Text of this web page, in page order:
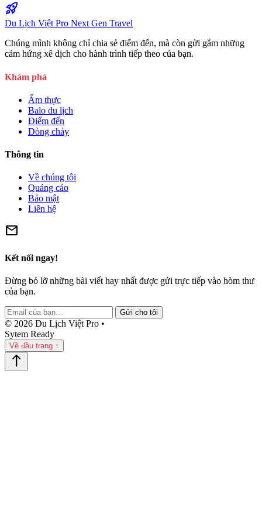
rocket_launch
Du Lịch Việt Pro Next Gen Travel
Chúng mình không chỉ chia sẻ điểm đến, mà còn gửi gắm những
cảm hứng xê dịch cho hành trình tiếp theo của bạn.
Khám phá
Ẩm thực
Balo du lịch
Điểm đến
Dòng chảy
Thông tin
Về chúng tôi
Quảng cáo
Bảo mật
Liên hệ
mail
Kết nối ngay!
Đừng bỏ lỡ những bài viết hay nhất được gửi trực tiếp vào hòm thư
của bạn.
Gửi cho tôi
© 2026 Du Lịch Việt Pro •
Sytem Ready
Về đầu trang ↑
north